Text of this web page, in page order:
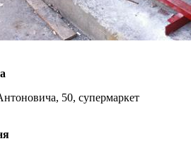
50, супермаркет